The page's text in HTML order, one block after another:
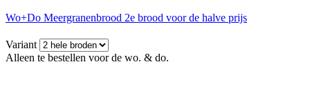
Wo+Do Meergranenbrood 2e brood voor de halve prijs
Variant
Alleen te bestellen voor de wo. & do.